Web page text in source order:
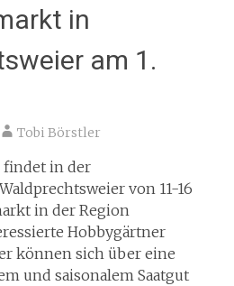
in
am 1.
Tobi Börstler
findet in der
von 11-16
in der Region
Hobbygärtner
können sich über eine
und saisonalem Saatgut